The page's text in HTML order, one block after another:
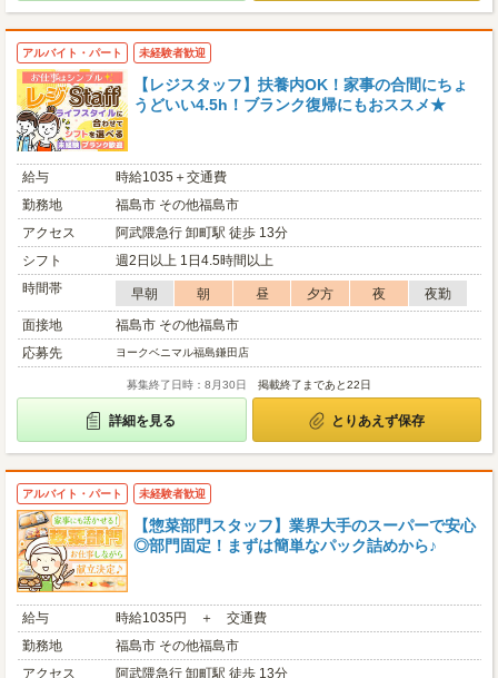
アルバイト・パート 未経験者歓迎
【レジスタッフ】扶養内OK！家事の合間にちょ
うどいい4.5h！ブランク復帰にもおススメ★
給与
時給1035＋交通費
勤務地
福島市 その他福島市
アクセス
阿武隈急行 卸町駅 徒歩 13分
シフト
週2日以上 1日4.5時間以上
時間帯
早朝 朝 昼 夕方 夜
夜勤
面接地
福島市 その他福島市
応募先
ヨークベニマル福島鎌田店
募集終了日時：8月30日 掲載終了まであと22日
詳細を見る とりあえず保存
アルバイト・パート 未経験者歓迎
【惣菜部門スタッフ】業界大手のスーパーで安心
◎部門固定！まずは簡単なパック詰めから♪
給与
時給1035円 ＋ 交通費
勤務地
福島市 その他福島市
アクセス
阿武隈急行 卸町駅 徒歩 13分